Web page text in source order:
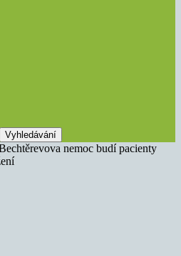
nemoc budí pacienty